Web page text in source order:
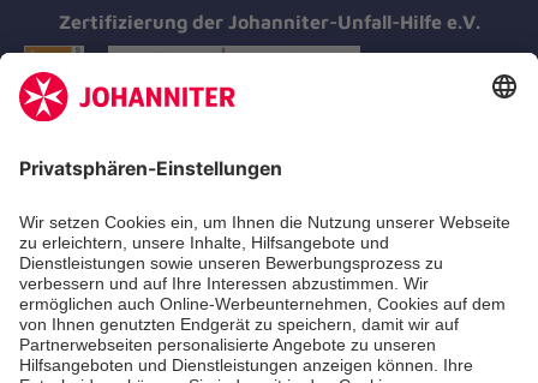
Zertifizierung der Johanniter-Unfall-Hilfe e.V.
Aus- & Fortbildungen
Erste-Hilfe-Kurse
Jobs & Ehrenamt